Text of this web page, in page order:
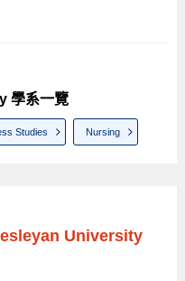
學系一覽
Studies Nursing
University